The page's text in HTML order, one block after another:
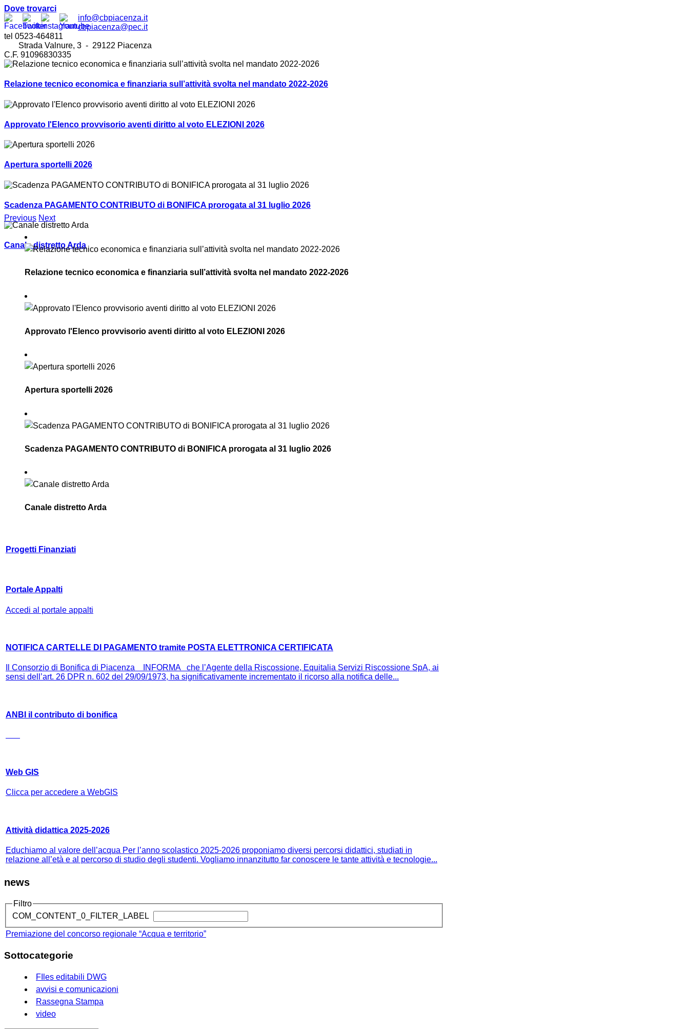
Dove trovarci
info@cbpiacenza.it
cbpiacenza@pec.it
tel 0523-464811
Strada Valnure, 3 - 29122 Piacenza
C.F. 91096830335
Relazione tecnico economica e finanziaria sull’attività svolta nel mandato 2022-2026
Approvato l'Elenco provvisorio aventi diritto al voto ELEZIONI 2026
Apertura sportelli 2026
Scadenza PAGAMENTO CONTRIBUTO di BONIFICA prorogata al 31 luglio 2026
Canale distretto Arda
Previous Next
Relazione tecnico economica e finanziaria sull’attività svolta nel mandato 2022-2026
Approvato l'Elenco provvisorio aventi diritto al voto ELEZIONI 2026
Apertura sportelli 2026
Scadenza PAGAMENTO CONTRIBUTO di BONIFICA prorogata al 31 luglio 2026
Canale distretto Arda
Progetti Finanziati
Portale Appalti
Accedi al portale appalti
NOTIFICA CARTELLE DI PAGAMENTO tramite POSTA ELETTRONICA CERTIFICATA
Il Consorzio di Bonifica di Piacenza INFORMA che l’Agente della Riscossione, Equitalia Servizi Riscossione SpA, ai
sensi dell’art. 26 DPR n. 602 del 29/09/1973, ha significativamente incrementato il ricorso alla notifica delle...
ANBI il contributo di bonifica
Web GIS
Clicca per accedere a WebGIS
Attività didattica 2025-2026
Educhiamo al valore dell’acqua Per l’anno scolastico 2025-2026 proponiamo diversi percorsi didattici, studiati in
relazione all’età e al percorso di studio degli studenti. Vogliamo innanzitutto far conoscere le tante attività e tecnologie...
news
Filtro
COM_CONTENT_0_FILTER_LABEL
Premiazione del concorso regionale “Acqua e territorio”
Sottocategorie
FIles editabili DWG
avvisi e comunicazioni
Rassegna Stampa
video